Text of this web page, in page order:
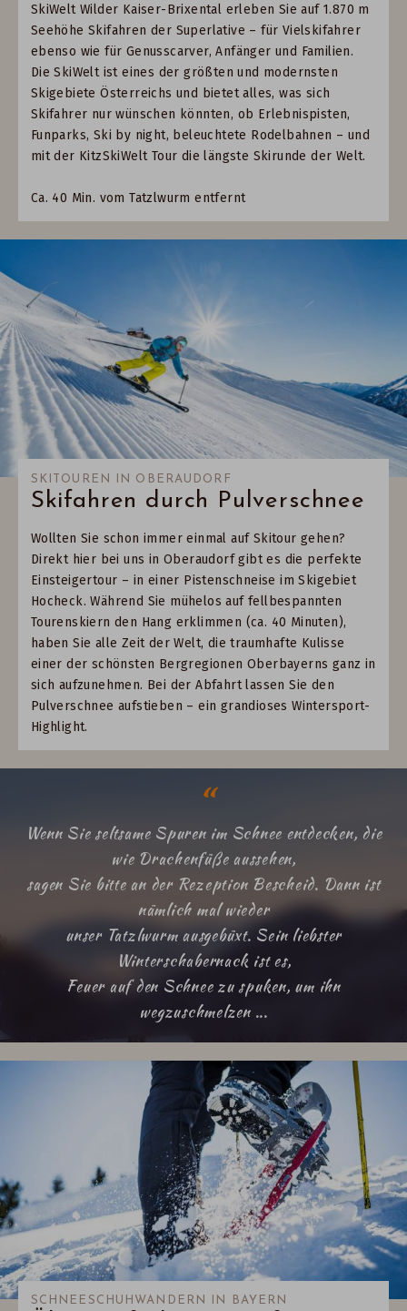
SkiWelt Wilder Kaiser-Brixental erleben Sie auf 1.870 m
Seehöhe Skifahren der Superlative – für Vielskifahrer
ebenso wie für Genusscarver, Anfänger und Familien.
Die SkiWelt ist eines der größten und modernsten
Skigebiete Österreichs und bietet alles, was sich
Skifahrer nur wünschen könnten, ob Erlebnispisten,
Funparks, Ski by night, beleuchtete Rodelbahnen – und
mit der KitzSkiWelt Tour die längste Skirunde der Welt.
Ca. 40 Min. vom Tatzlwurm entfernt
SKITOUREN IN OBERAUDORF
Skifahren durch Pulverschnee
Wollten Sie schon immer einmal auf Skitour gehen?
Direkt hier bei uns in Oberaudorf gibt es die perfekte
Einsteigertour – in einer Pistenschneise im Skigebiet
Hocheck. Während Sie mühelos auf fellbespannten
Tourenskiern den Hang erklimmen (ca. 40 Minuten),
haben Sie alle Zeit der Welt, die traumhafte Kulisse
einer der schönsten Bergregionen Oberbayerns ganz in
sich aufzunehmen. Bei der Abfahrt lassen Sie den
Pulverschnee aufstieben – ein grandioses Wintersport-
Highlight.
Wenn Sie seltsame Spuren im Schnee entdecken, die
wie Drachenfüße aussehen,
sagen Sie bitte an der Rezeption Bescheid. Dann ist
nämlich mal wieder
unser Tatzlwurm ausgebüxt. Sein liebster
Winterschabernack ist es,
Feuer auf den Schnee zu spuken, um ihn
wegzuschmelzen ...
SCHNEESCHUHWANDERN IN BAYERN